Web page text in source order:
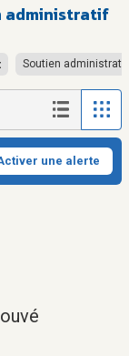
administratif
Soutien administratif
une alerte